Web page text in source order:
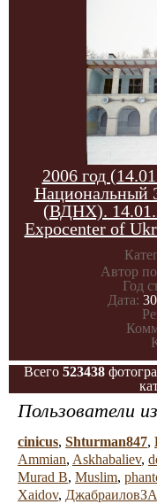
2006 год
Национальный
(ВДНХ).
Expocenter of
Автор
Год
Дата:
Всего 523438
Пользователи
cinicus, Shturman847,
Ammian, Askhabaliev,
Murad B, Muslim,
Xaidov, ДжабраиловЗА